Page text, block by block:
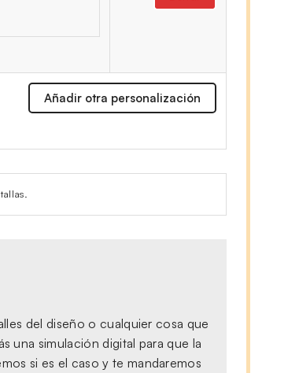
Añadir otra personalización
del diseño o cualquier cosa que
una simulación digital para que la
si es el caso y te mandaremos